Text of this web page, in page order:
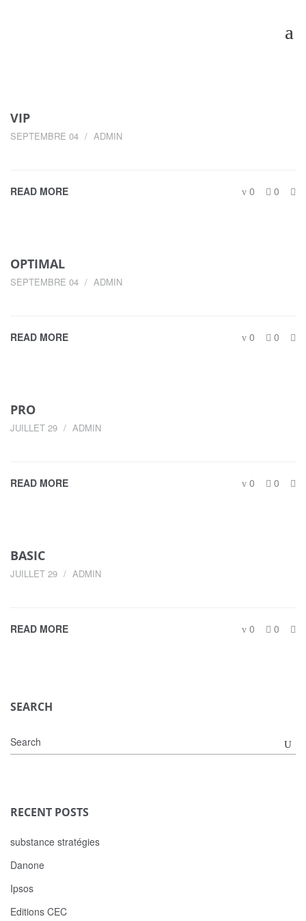
VIP
SEPTEMBRE 04 ADMIN
READ MORE 0 0
OPTIMAL
SEPTEMBRE 04 ADMIN
READ MORE 0 0
PRO
JUILLET 29 ADMIN
READ MORE 0 0
BASIC
JUILLET 29 ADMIN
READ MORE 0 0
SEARCH
RECENT POSTS
substance stratégies
Danone
Ipsos
Editions CEC